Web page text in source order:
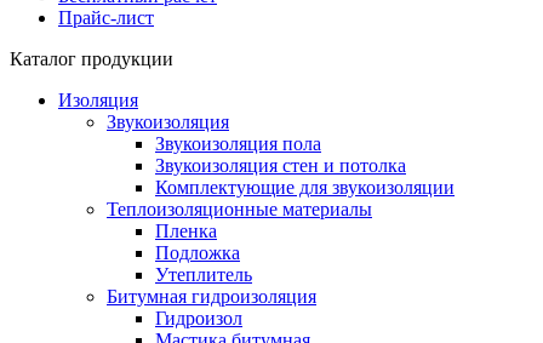
Прайс-лист
Каталог продукции
Изоляция
Звукоизоляция
Звукоизоляция пола
Звукоизоляция стен и потолка
Комплектующие для звукоизоляции
Теплоизоляционные материалы
Пленка
Подложка
Утеплитель
Битумная гидроизоляция
Гидроизол